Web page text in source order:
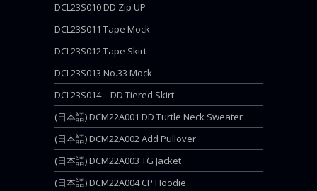
DCL23S010 DD Zip UP
DCL23S011 Tape Mock
DCL23S012 Tape Skirt
DCL23S013 No.33 Mock
DCL23S014 DD Tiered Skirt
(日本語) DCM22A001 DD Turtle Neck Sweater
(日本語) DCM22A002 Add Pullover
(日本語) DCM22A003 TG Jacket
(日本語) DCM22A004 CP Hoodie